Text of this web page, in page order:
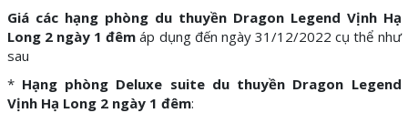
Giá các hạng phòng du thuyền Dragon Legend Vịnh Hạ
Long 2 ngày 1 đêm áp dụng đến ngày 31/12/2022 cụ thể như
sau
* Hạng phòng Deluxe suite du thuyền Dragon Legend
Vịnh Hạ Long 2 ngày 1 đêm: